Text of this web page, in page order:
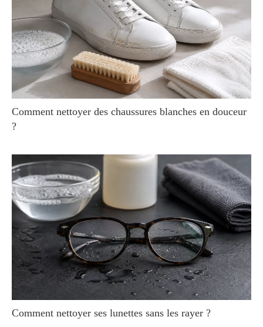
Comment nettoyer des chaussures blanches en douceur
?
Comment nettoyer ses lunettes sans les rayer ?